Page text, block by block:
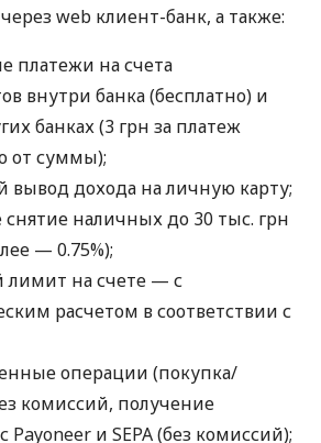
web клиент-банк, а также:
платежи на счета
внутри банка (бесплатно) и
банках (3 грн за платеж
от суммы);
вывод дохода на личную карту;
снятие наличных до 30 тыс. грн
— 0.75%);
лимит на счете — с
расчетом в соответствии с
операции (покупка/
комиссий, получение
Payoneer и SEPA (без комиссий);